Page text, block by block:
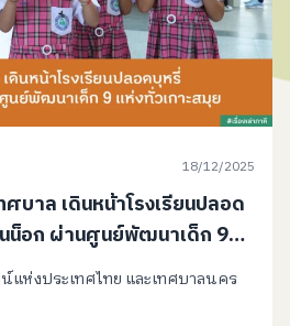
18/12/2025
บาล เดินหน้าโรงเรียนปลอด
น็อก ผ่านศูนย์พัฒนาเด็ก 9
แห่งประเทศไทย และเทศบาลนคร